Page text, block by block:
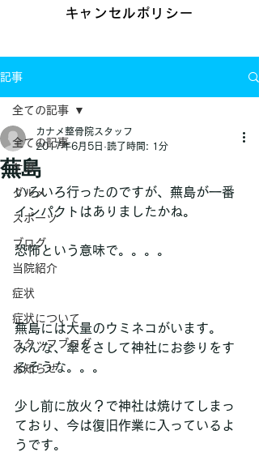
キャンセルポリシー
記事
全ての記事
ケガ
グルメ
スポーツ
ブログ
当院紹介
症状
症状について
スタッフブログ
お知らせ
全ての記事
蕪島
カナメ整骨院スタッフ
2017年6月5日 読了時間: 1分
いろいろ行ったのですが、蕪島が一番
インパクトはありましたかね。
恐怖という意味で。。。。
蕪島には大量のウミネコがいます。
みんな、傘をさして神社にお参りをす
るそうな。。。
少し前に放火？で神社は焼けてしまっ
ており、今は復旧作業に入っているよ
うです。